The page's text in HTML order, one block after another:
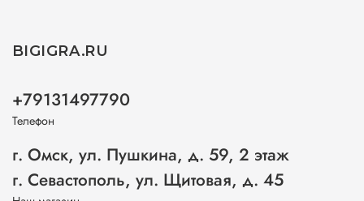
BIGIGRA.RU
+79131497790
Телефон
г. Омск, ул. Пушкина, д. 59, 2 этаж
г. Севастополь, ул. Щитовая, д. 45